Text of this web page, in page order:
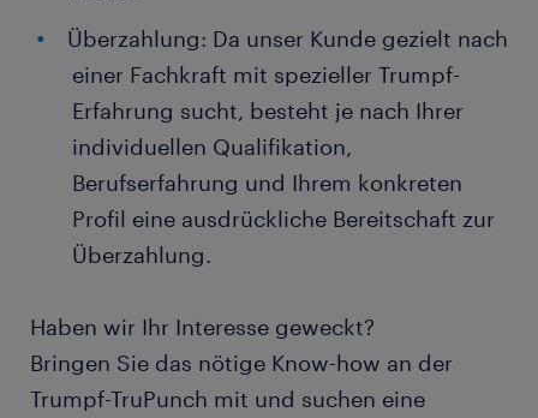
Überzahlung: Da unser Kunde gezielt nach
einer Fachkraft mit spezieller Trumpf-
Erfahrung sucht, besteht je nach Ihrer
individuellen Qualifikation,
Berufserfahrung und Ihrem konkreten
Profil eine ausdrückliche Bereitschaft zur
Überzahlung.
Haben wir Ihr Interesse geweckt?
Bringen Sie das nötige Know-how an der
Trumpf-TruPunch mit und suchen eine